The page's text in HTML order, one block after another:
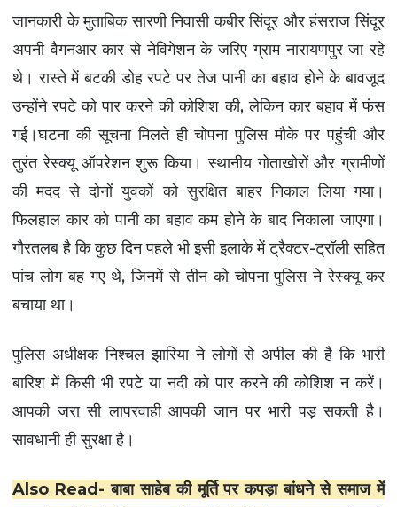
Advertise with Us
Events
राज्य
महाराष्ट्र न्यूज़
झारखण्ड न्यूज़
हरियाणा न्यूज़
मध्य प्रदेश न्यूज़
Gallery
जानकारी के मुताबिक सारणी निवासी कबीर सिंदूर और हंसराज सिंदूर
अपनी वैगनआर कार से नेविगेशन के जरिए ग्राम नारायणपुर जा रहे
थे। रास्ते में बटकी डोह रपटे पर तेज पानी का बहाव होने के बावजूद
उन्होंने रपटे को पार करने की कोशिश की, लेकिन कार बहाव में फंस
गई।घटना की सूचना मिलते ही चोपना पुलिस मौके पर पहुंची और
तुरंत रेस्क्यू ऑपरेशन शुरू किया। स्थानीय गोताखोरों और ग्रामीणों
की मदद से दोनों युवकों को सुरक्षित बाहर निकाल लिया गया।
फिलहाल कार को पानी का बहाव कम होने के बाद निकाला जाएगा।
गौरतलब है कि कुछ दिन पहले भी इसी इलाके में ट्रैक्टर-ट्रॉली सहित
पांच लोग बह गए थे, जिनमें से तीन को चोपना पुलिस ने रेस्क्यू कर
बचाया था।
पुलिस अधीक्षक निश्चल झारिया ने लोगों से अपील की है कि भारी
बारिश में किसी भी रपटे या नदी को पार करने की कोशिश न करें।
आपकी जरा सी लापरवाही आपकी जान पर भारी पड़ सकती है।
सावधानी ही सुरक्षा है।
Also Read-बाबा साहेब की मूर्ति पर कपड़ा बांधने से समाज में